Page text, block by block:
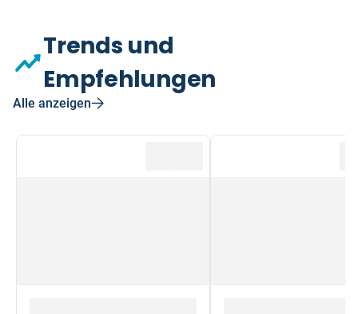
Trends und
Empfehlungen
Alle anzeigen